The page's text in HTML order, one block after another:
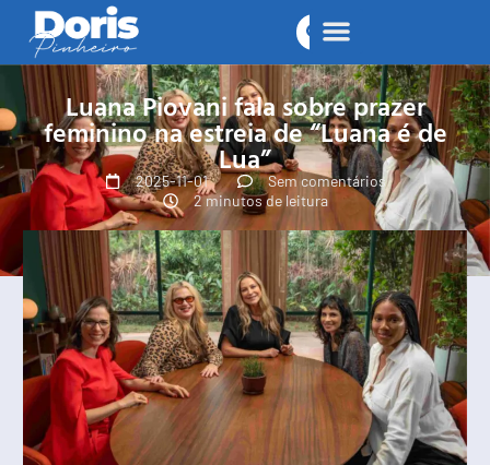
Luana Piovani fala sobre prazer
feminino na estreia de “Luana é de
Lua”
2025-11-01
Sem comentários
2 minutos de leitura